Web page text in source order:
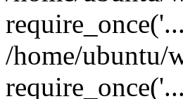
/home/ubuntu/